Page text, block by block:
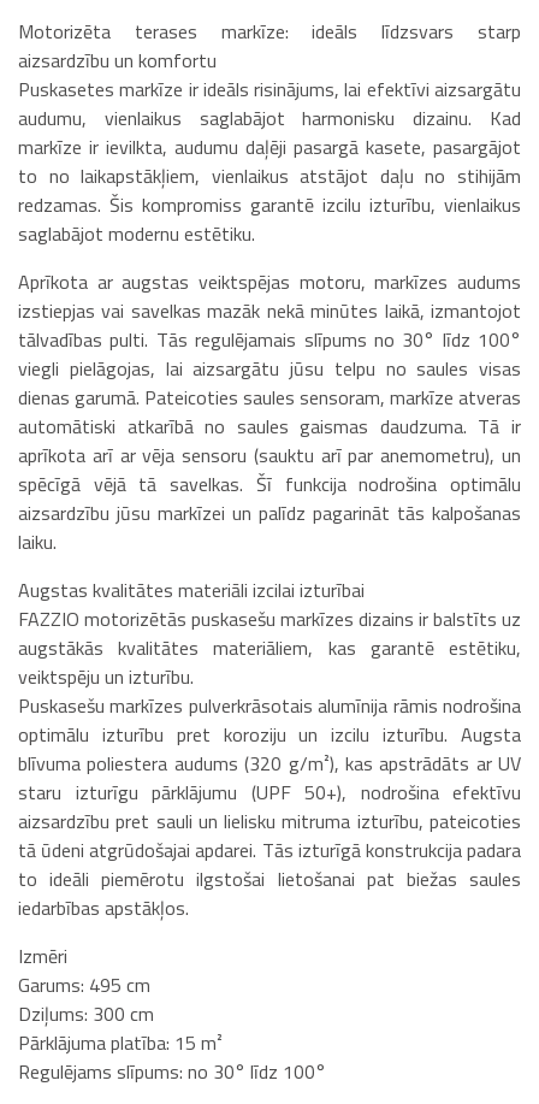
Motorizēta terases markīze: ideāls līdzsvars starp
aizsardzību un komfortu
Puskasetes markīze ir ideāls risinājums, lai efektīvi aizsargātu
audumu, vienlaikus saglabājot harmonisku dizainu. Kad
markīze ir ievilkta, audumu daļēji pasargā kasete, pasargājot
to no laikapstākļiem, vienlaikus atstājot daļu no stihijām
redzamas. Šis kompromiss garantē izcilu izturību, vienlaikus
saglabājot modernu estētiku.
Aprīkota ar augstas veiktspējas motoru, markīzes audums
izstiepjas vai savelkas mazāk nekā minūtes laikā, izmantojot
tālvadības pulti. Tās regulējamais slīpums no 30° līdz 100°
viegli pielāgojas, lai aizsargātu jūsu telpu no saules visas
dienas garumā. Pateicoties saules sensoram, markīze atveras
automātiski atkarībā no saules gaismas daudzuma. Tā ir
aprīkota arī ar vēja sensoru (sauktu arī par anemometru), un
spēcīgā vējā tā savelkas. Šī funkcija nodrošina optimālu
aizsardzību jūsu markīzei un palīdz pagarināt tās kalpošanas
laiku.
Augstas kvalitātes materiāli izcilai izturībai
FAZZIO motorizētās puskasešu markīzes dizains ir balstīts uz
augstākās kvalitātes materiāliem, kas garantē estētiku,
veiktspēju un izturību.
Puskasešu markīzes pulverkrāsotais alumīnija rāmis nodrošina
optimālu izturību pret koroziju un izcilu izturību. Augsta
blīvuma poliestera audums (320 g/m²), kas apstrādāts ar UV
staru izturīgu pārklājumu (UPF 50+), nodrošina efektīvu
aizsardzību pret sauli un lielisku mitruma izturību, pateicoties
tā ūdeni atgrūdošajai apdarei. Tās izturīgā konstrukcija padara
to ideāli piemērotu ilgstošai lietošanai pat biežas saules
iedarbības apstākļos.
Izmēri
Garums: 495 cm
Dziļums: 300 cm
Pārklājuma platība: 15 m²
Regulējams slīpums: no 30° līdz 100°